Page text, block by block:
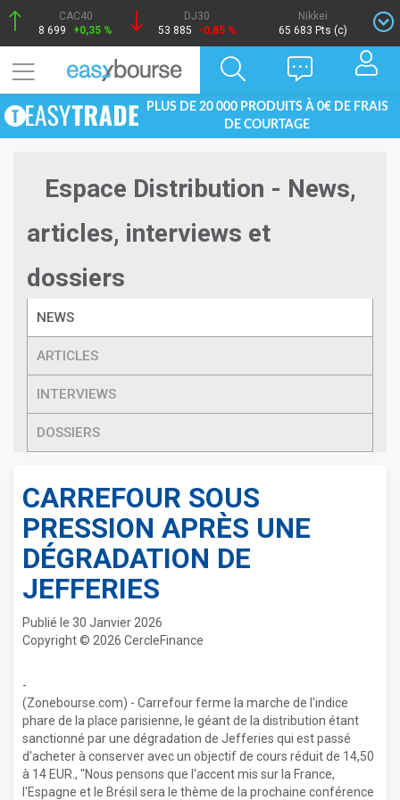
CAC40
8 699
+0,35 %
DJ30
53 885
-0,85 %
Nikkei
65 683 Pts (c)
PLUS DE 20 000 PRODUITS À 0€ DE FRAIS
DE COURTAGE
Espace Distribution - News,
articles, interviews et
dossiers
NEWS
ARTICLES
INTERVIEWS
DOSSIERS
CARREFOUR SOUS
PRESSION APRÈS UNE
DÉGRADATION DE
JEFFERIES
Publié le 30 Janvier 2026
Copyright © 2026 CercleFinance
-
(Zonebourse.com) - Carrefour ferme la marche de l'indice
phare de la place parisienne, le géant de la distribution étant
sanctionné par une dégradation de Jefferies qui est passé
d'acheter à conserver avec un objectif de cours réduit de 14,50
à 14 EUR., "Nous pensons que l'accent mis sur la France,
l'Espagne et le Brésil sera le thème de la prochaine conférence